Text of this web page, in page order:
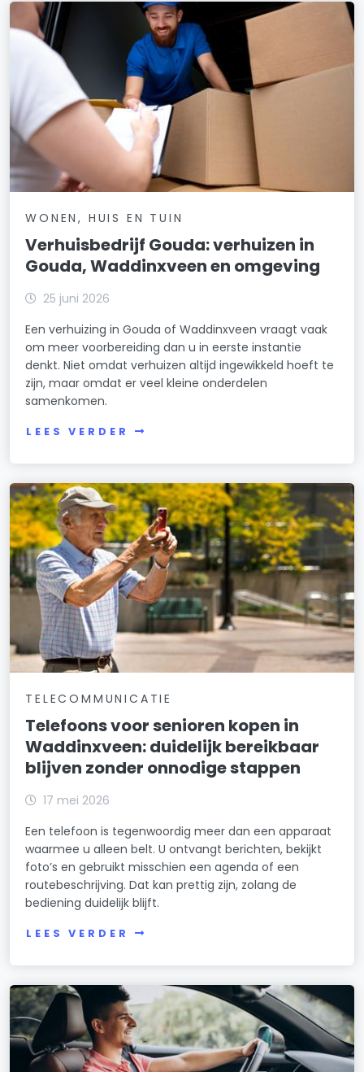
WONEN, HUIS EN TUIN
Verhuisbedrijf Gouda: verhuizen in
Gouda, Waddinxveen en omgeving
25 juni 2026
Een verhuizing in Gouda of Waddinxveen vraagt vaak
om meer voorbereiding dan u in eerste instantie
denkt. Niet omdat verhuizen altijd ingewikkeld hoeft te
zijn, maar omdat er veel kleine onderdelen
samenkomen.
LEES VERDER
TELECOMMUNICATIE
Telefoons voor senioren kopen in
Waddinxveen: duidelijk bereikbaar
blijven zonder onnodige stappen
17 mei 2026
Een telefoon is tegenwoordig meer dan een apparaat
waarmee u alleen belt. U ontvangt berichten, bekijkt
foto’s en gebruikt misschien een agenda of een
routebeschrijving. Dat kan prettig zijn, zolang de
bediening duidelijk blijft.
LEES VERDER